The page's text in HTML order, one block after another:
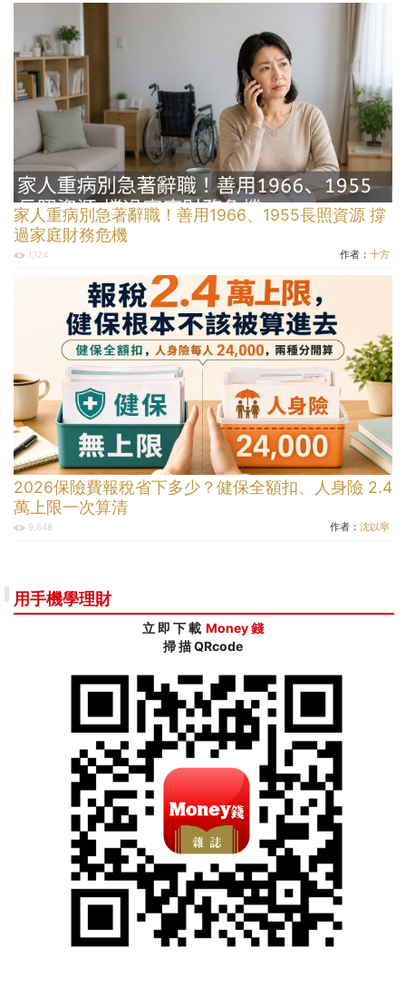
家人重病別急著辭職！善用1966、1955長照資源 撐
過家庭財務危機
1,124 作者： 十方
2026保險費報稅省下多少？健保全額扣、人身險 2.4
萬上限一次算清
9,648 作者： 沈以寧
用手機學理財
立 即 下 載 Money 錢
掃 描 QRcode